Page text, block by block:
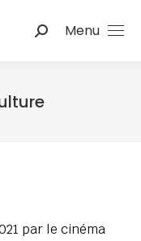
Menu
par le cinéma